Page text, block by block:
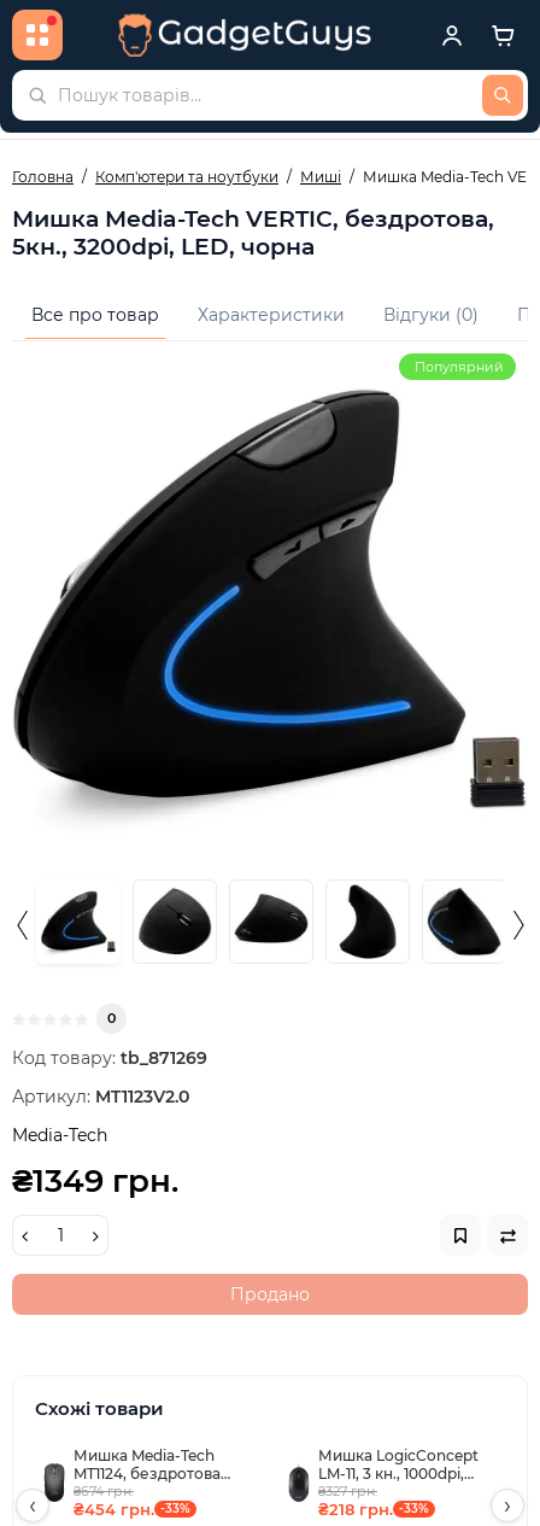
Головна Комп'ютери та ноутбуки Миші Мишка Media-Tech
Мишка Media-Tech VERTIC, бездротова,
5кн., 3200dpi, LED, чорна
Все про товар Характеристики Відгуки (0)
Популярний
0
Код товару: tb_871269
Артикул: MT1123V2.0
Media-Tech
₴1349 грн.
Продано
Схожі товари
Мишка Media-Tech
MT1124, бездротова
Bluetooth+2.4G,
3200dpi., 5кн., Silent,
₴674 грн.
₴454 грн. -33%
Мишка LogicConcept
LM-11, 3 кн., 1000dpi,
чорна
₴327 грн.
₴218 грн. -33%
‹ ›